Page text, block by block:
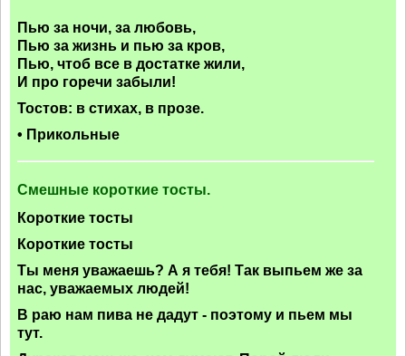
Пью за ночи, за любовь,
Пью за жизнь и пью за кров,
Пью, чтоб все в достатке жили,
И про горечи забыли!
Тостов: в стихах, в прозе.
• Прикольные
Смешные короткие тосты.
Короткие тосты
Короткие тосты
Ты меня уважаешь? А я тебя! Так выпьем же за
нас, уважаемых людей!
В раю нам пива не дадут - поэтому и пьем мы
тут.